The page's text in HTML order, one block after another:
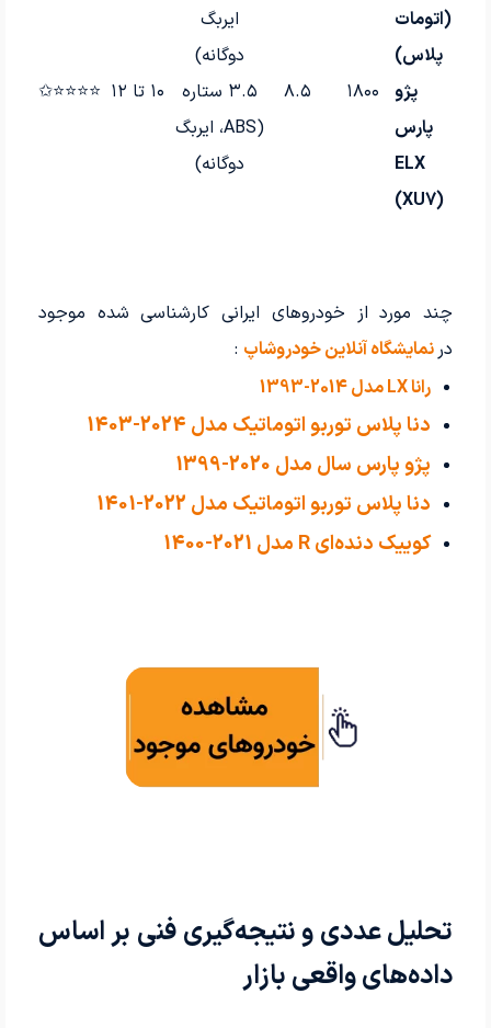
(اتومات
پلاس)
ایربگ
دوگانه)
پژو
پارس
ELX
(XU7)
۱۸۰۰ ۸.۵
۳.۵ ستاره
(ABS، ایربگ
دوگانه)
۱۰ تا ۱۲ ⭐⭐⭐⭐✩
چند مورد از خودروهای ایرانی کارشناسی شده موجود
درنمایشگاه آنلاین خودروشاپ :
رانا LX مدل 2014-1393
دنا پلاس توربو اتوماتیک مدل 2024-1403
پژو پارس سال مدل 2020-1399
دنا پلاس توربو اتوماتیک مدل 2022-1401
کوییک دنده‌ای R مدل 2021-1400
تحلیل عددی و نتیجه‌گیری فنی بر اساس
داده‌های واقعی بازار